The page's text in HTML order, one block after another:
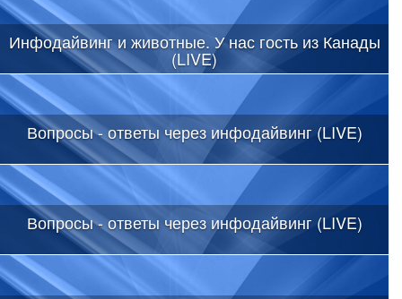
Инфодайвинг и животные. У нас гость из Канады
(LIVE)
Вопросы - ответы через инфодайвинг (LIVE)
Вопросы - ответы через инфодайвинг (LIVE)